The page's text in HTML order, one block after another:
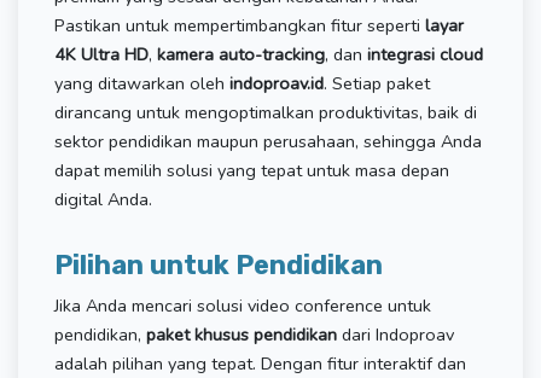
Pastikan untuk mempertimbangkan fitur seperti layar
4K Ultra HD, kamera auto-tracking, dan integrasi cloud
yang ditawarkan oleh indoproav.id. Setiap paket
dirancang untuk mengoptimalkan produktivitas, baik di
sektor pendidikan maupun perusahaan, sehingga Anda
dapat memilih solusi yang tepat untuk masa depan
digital Anda.
Pilihan untuk Pendidikan
Jika Anda mencari solusi video conference untuk
pendidikan, paket khusus pendidikan dari Indoproav
adalah pilihan yang tepat. Dengan fitur interaktif dan